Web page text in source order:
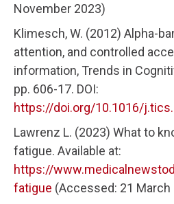
November 2023)
Klimesch, W. (2012) Alpha-
attention, and controlled
information, Trends in
pp. 606-17. DOI:
https://doi.org/10.1016/
Lawrenz L. (2023) What to
fatigue. Available at:
https://
fatigue (Accessed: 21 March